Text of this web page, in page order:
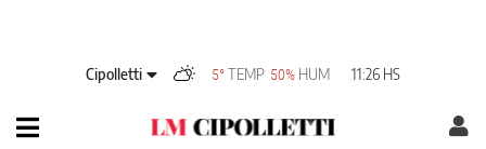
Cipolletti 5°TEMP 50% HUM 11:26 HS